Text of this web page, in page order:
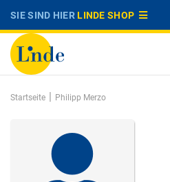
SIE SIND HIERLINDE SHOP
Startseite | Philipp Merzo